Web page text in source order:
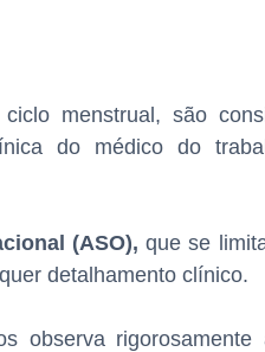
menstrual, são
do médico do
(ASO), que se
detalhamento clínico.
observa rigorosamente